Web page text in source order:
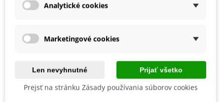
Mohli byste ešte potrebovať
Analytické cookies
Marketingové cookies
Len nevyhnutné Prijať všetko
Prejsť na stránku Zásady používania súborov cookies